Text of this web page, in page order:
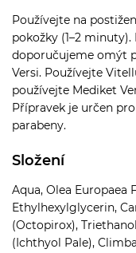
Používejte na
pokožky (1–2
doporučujeme omýt
Versi. Používejte
používejte Mediket
Přípravek je určen
parabeny.
Složení
Aqua, Olea Europaea
Ethylhexylglycerin,
(Octopirox),
(Ichthyol Pale),